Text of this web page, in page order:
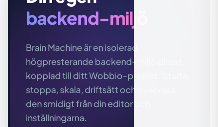
backend-miljö
Brain Machine är en isolerad,
högpresterande backend-miljö direkt
kopplad till ditt Wobbio-projekt. Starta,
stoppa, skala, driftsätt och övervaka
den smidigt från din editor och
inställningarna.